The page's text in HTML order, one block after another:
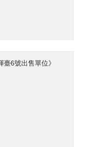
6號出售單位》